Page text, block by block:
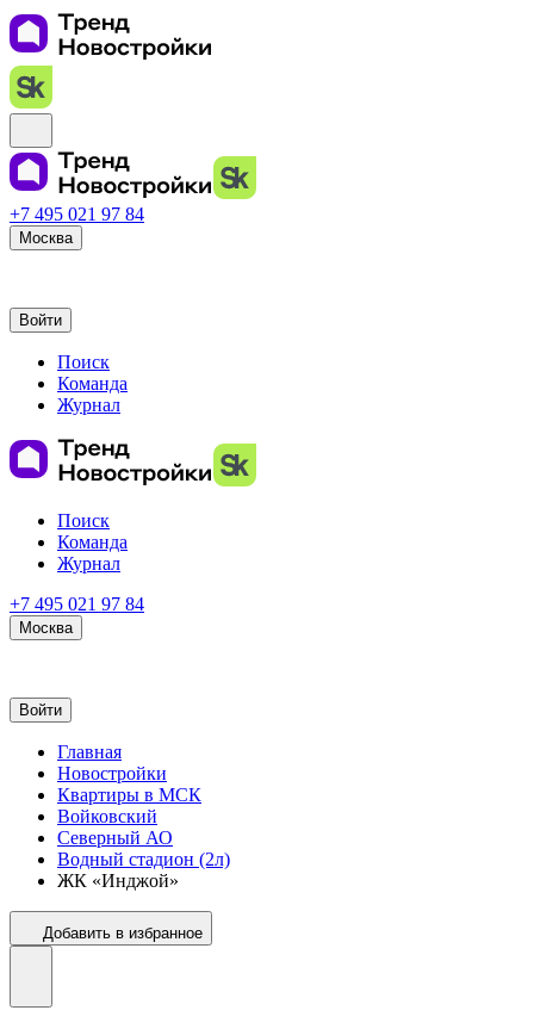
+7 495 021 97 84
Москва
Войти
Поиск
Команда
Журнал
Поиск
Команда
Журнал
+7 495 021 97 84
Москва
Войти
Главная
Новостройки
Квартиры в МСК
Войковский
Северный АО
Водный стадион (2л)
ЖК «Инджой»
Добавить в избранное